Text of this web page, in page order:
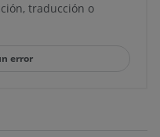
traducción o
error